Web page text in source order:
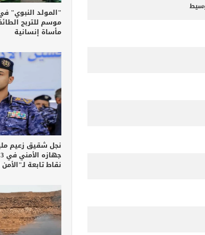
"المولد النبوي"
موسم للتربح
مأساة إنسانية
نجل شقيق زعيم
نقاط تابعة